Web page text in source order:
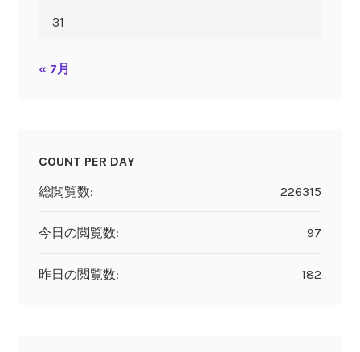
31
« 7月
COUNT PER DAY
226315
総閲覧数:
97
今日の閲覧数:
182
昨日の閲覧数: